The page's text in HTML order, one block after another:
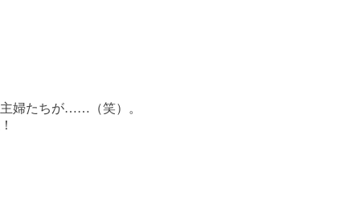
婦たちが……（笑）。